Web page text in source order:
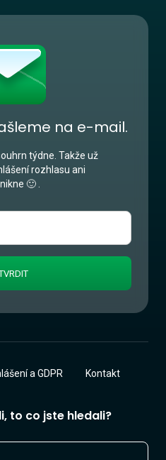
na e-mail.
týdne. Takže už
rozhlasu ani
🙂 .
to co jste hledali?
a GDPR Kontakt